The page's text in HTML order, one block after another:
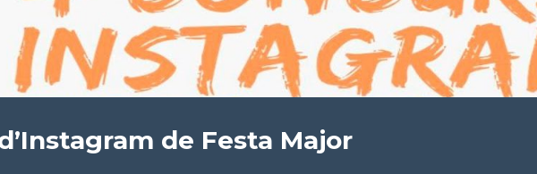
de Festa Major